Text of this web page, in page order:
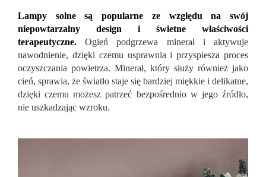
Lampy solne są popularne ze względu na swój
niepowtarzalny design i świetne właściwości
terapeutyczne.Ogień podgrzewa minerał i aktywuje
nawodnienie, dzięki czemu usprawnia i przyspiesza proces
oczyszczania powietrza. Minerał, który służy również jako
cień, sprawia, że ​​światło staje się bardziej miękkie i delikatne,
dzięki czemu możesz patrzeć bezpośrednio w jego źródło,
nie uszkadzając wzroku.